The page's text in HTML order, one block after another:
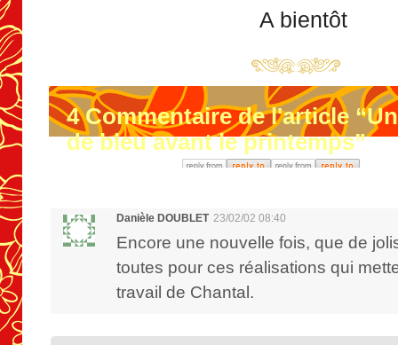
A bientôt
4Commentaire de l'article
de bleu avant le printemps”
Danièle DOUBLET 23/02/02 08:40
Encore une nouvelle fois, que de
toutes pour ces réalisations qui
travail de Chantal.